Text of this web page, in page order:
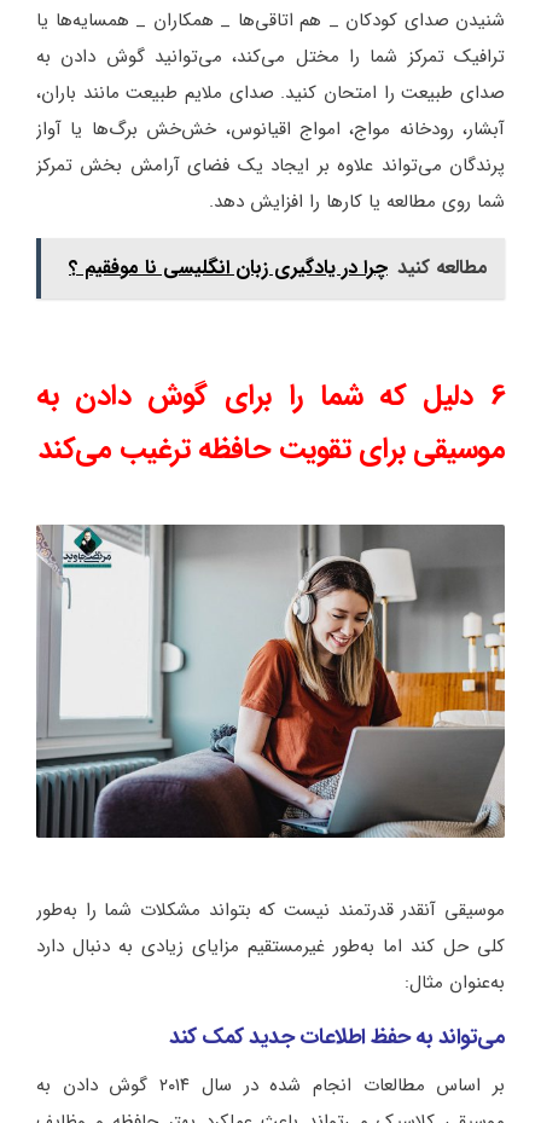
شنیدن صدای کودکان _ هم اتاقی‌ها _ همکاران _ همسایه‌ها یا
ترافیک تمرکز شما را مختل می‌کند، می‌توانید گوش دادن به
صدای طبیعت را امتحان کنید. صدای ملایم طبیعت مانند باران،
آبشار، رودخانه مواج، امواج اقیانوس، خش‌خش برگ‌ها یا آواز
پرندگان می‌تواند علاوه بر ایجاد یک فضای آرامش بخش تمرکز
شما روی مطالعه یا کارها را افزایش دهد.
مطالعه کنید چرا در یادگیری زبان انگلیسی نا موفقیم ؟
6 دلیل که شما را برای گوش دادن به
موسیقی برای تقویت حافظه ترغیب می‌کند
موسیقی آنقدر قدرتمند نیست که بتواند مشکلات شما را به‌طور
کلی حل کند اما به‌طور غیرمستقیم مزایای زیادی به دنبال دارد
به‌عنوان مثال:
می‌تواند به حفظ اطلاعات جدید کمک کند
بر اساس مطالعات انجام شده در سال ۲۰۱۴ گوش دادن به